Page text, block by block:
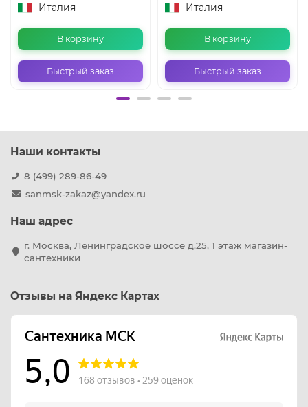
Италия
В корзину
Быстрый заказ
Италия
В корзину
Быстрый заказ
Наши контакты
8 (499) 289-86-49
sanmsk-zakaz@yandex.ru
Наш адрес
г. Москва, Ленинградское шоссе д.25, 1 этаж магазин-
сантехники
Отзывы на Яндекс Картах